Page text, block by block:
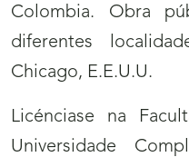
Colombia. Obra
diferentes
Chicago, E.E.U.U.
Licénciase na
Universidade